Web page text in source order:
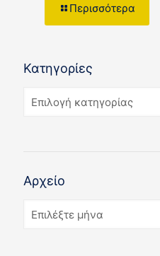
Περισσότερα
Κατηγορίες
Αρχείο